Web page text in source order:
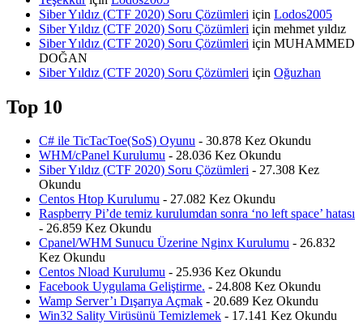
Siber Yıldız (CTF 2020) Soru Çözümleri için Lodos2005
Siber Yıldız (CTF 2020) Soru Çözümleri için mehmet yıldız
Siber Yıldız (CTF 2020) Soru Çözümleri için MUHAMMED
DOĞAN
Siber Yıldız (CTF 2020) Soru Çözümleri için Oğuzhan
Top 10
C# ile TicTacToe(SoS) Oyunu - 30.878 Kez Okundu
WHM/cPanel Kurulumu - 28.036 Kez Okundu
Siber Yıldız (CTF 2020) Soru Çözümleri - 27.308 Kez
Okundu
Centos Htop Kurulumu - 27.082 Kez Okundu
Raspberry Pi’de temiz kurulumdan sonra ‘no left space’ hatası
- 26.859 Kez Okundu
Cpanel/WHM Sunucu Üzerine Nginx Kurulumu - 26.832
Kez Okundu
Centos Nload Kurulumu - 25.936 Kez Okundu
Facebook Uygulama Geliştirme. - 24.808 Kez Okundu
Wamp Server’ı Dışarıya Açmak - 20.689 Kez Okundu
Win32 Sality Virüsünü Temizlemek - 17.141 Kez Okundu